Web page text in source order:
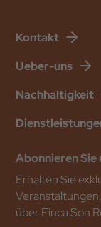
Kontakt
Ueber-uns
Nachhaltigkeit
Abonnieren
Erhalten Sie
über Finca Son